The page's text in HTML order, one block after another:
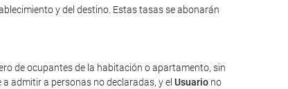
y del destino. Estas tasas se abonarán
de ocupantes de la habitación o apartamento, sin
admitir a personas no declaradas, y el Usuario no